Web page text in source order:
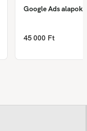
Google Ads alapok
45 000 Ft